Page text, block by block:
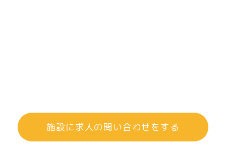
施設に求人の問い合わせをする